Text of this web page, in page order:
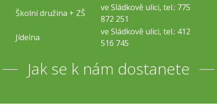
Školní družina + ZŠ
ve Sládkově ulici, tel.: 775
872 251
Jídelna
ve Sládkově ulici, tel.: 412
516 745
Jak se k nám dostanete